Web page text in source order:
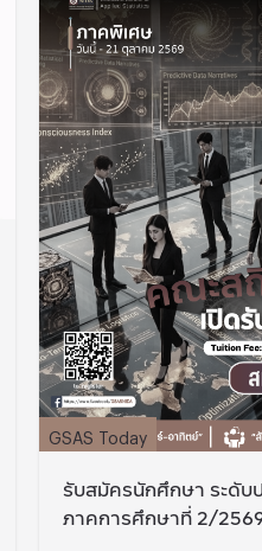
GSAS Today
รับสมัครนักศึกษา ระดั
ภาคการศึกษาที่ 2/